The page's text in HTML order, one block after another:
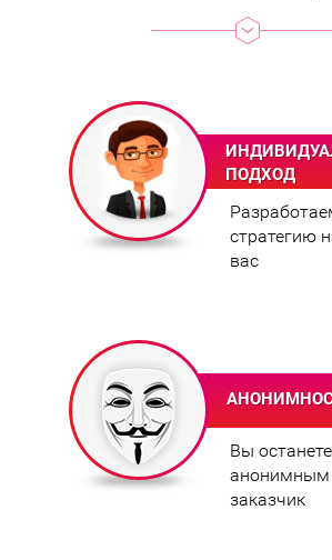
ПОДХОД
стратегию
вас
Вы
анонимным
заказчик